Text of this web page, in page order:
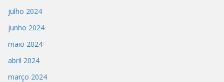
julho 2024
junho 2024
maio 2024
abril 2024
março 2024